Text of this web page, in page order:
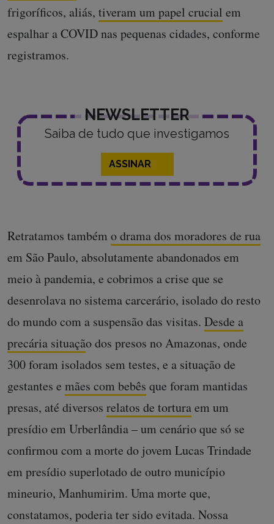
frigoríficos, aliás, tiveram um papel crucial em
espalhar a COVID nas pequenas cidades, conforme
registramos.
NEWSLETTER
Saiba de tudo que investigamos
ASSINAR
Retratamos também o drama dos moradores de rua
em São Paulo, absolutamente abandonados em
meio à pandemia, e cobrimos a crise que se
desenrolava no sistema carcerário, isolado do resto
do mundo com a suspensão das visitas. Desde a
precária situação dos presos no Amazonas, onde
300 foram isolados sem testes, e a situação de
gestantes e mães com bebês que foram mantidas
presas, até diversos relatos de torturaem um
presídio em Urberlândia – um cenário que só se
confirmou com a morte do jovem Lucas Trindade
em presídio superlotado de outro município
mineurio, Manhumirim. Uma morte que,
constatamos, poderia ter sido evitada. Nossa